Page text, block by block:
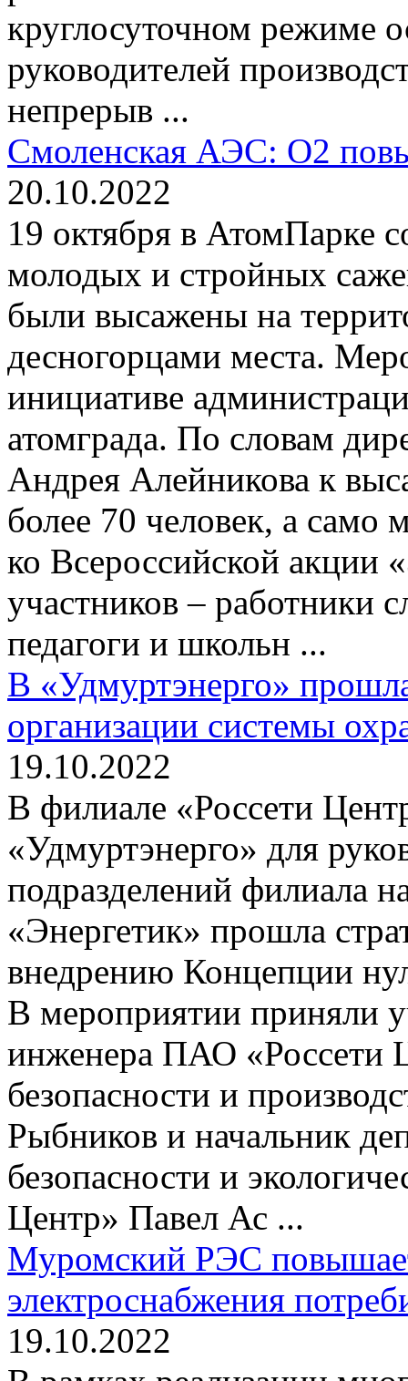
круглосуточном режиме
руководителей
непрерыв ...
Смоленская АЭС: О2
20.10.2022
19 октября в АтомПарке
молодых и стройных
были высажены на
десногорцами места.
инициативе
атомграда. По словам
Андрея Алейникова к
более 70 человек, а само
ко Всероссийской акции
участников – работники
педагоги и школьн ...
В «Удмуртэнерго»
организации системы
19.10.2022
В филиале «Россети
«Удмуртэнерго» для
подразделений филиала
«Энергетик» прошла
внедрению Концепции
В мероприятии приняли
инженера ПАО «Россети
безопасности и
Рыбников и начальник
безопасности и
Центр» Павел Ас ...
Муромский РЭС
электроснабжения
19.10.2022